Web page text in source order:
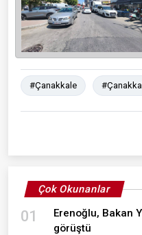
#Çanakkale
Çok Okunanlar
01
Erenoğlu, Bakan
görüştü